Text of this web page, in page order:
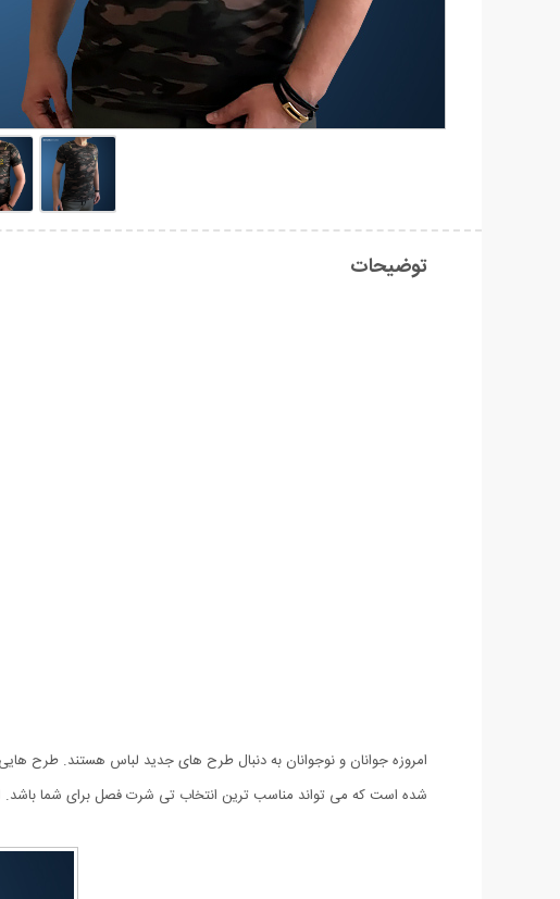
توضیحات
شده است که می تواند مناسب ترین انتخاب تی شرت فصل برای شما